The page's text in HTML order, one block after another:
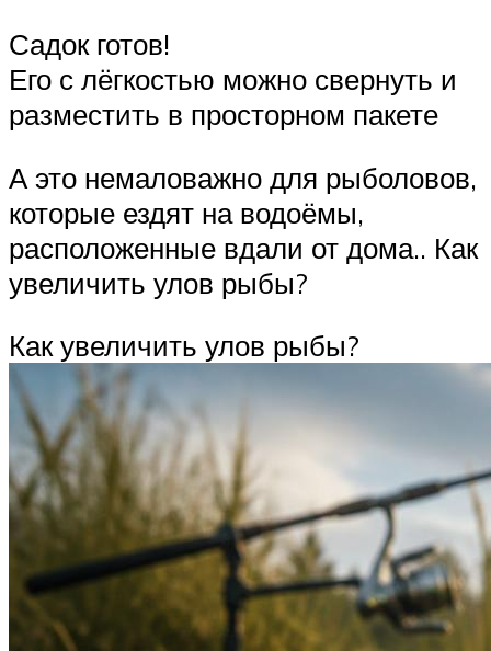
Садок готов!
Его с лёгкостью можно свернуть и
разместить в просторном пакете
А это немаловажно для рыболовов,
которые ездят на водоёмы,
расположенные вдали от дома.. Как
увеличить улов рыбы?
Как увеличить улов рыбы?